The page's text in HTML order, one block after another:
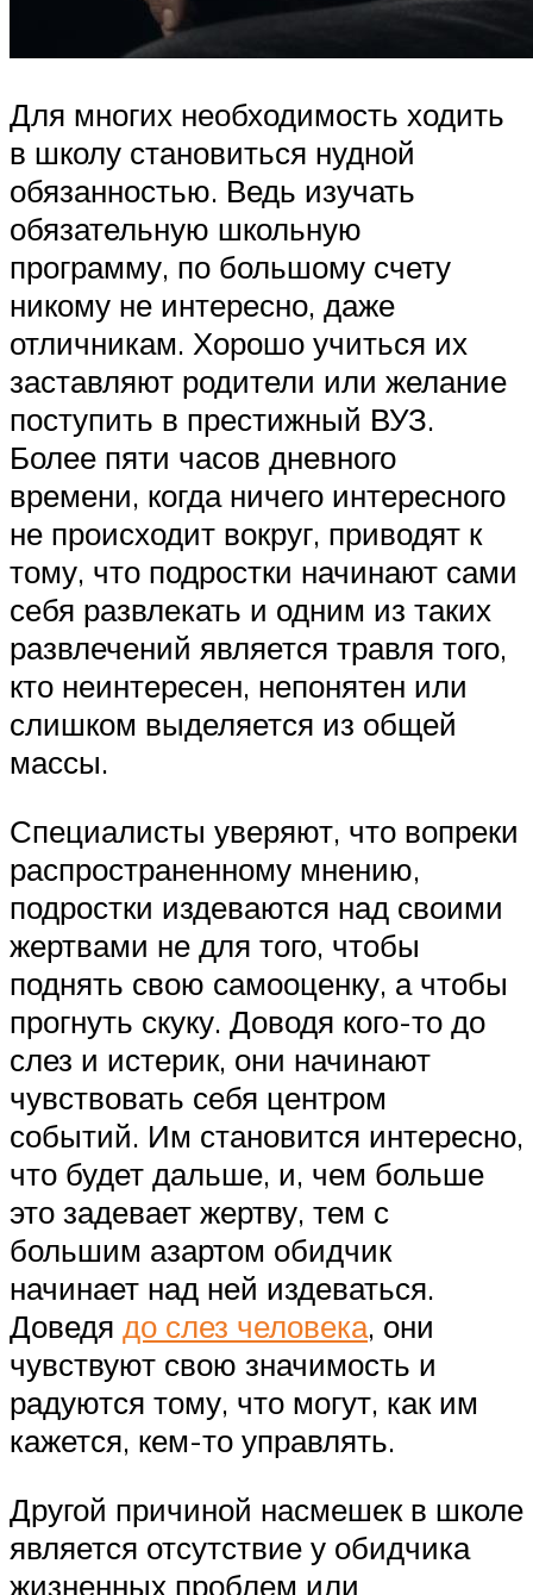
Для многих необходимость ходить
в школу становиться нудной
обязанностью. Ведь изучать
обязательную школьную
программу, по большому счету
никому не интересно, даже
отличникам. Хорошо учиться их
заставляют родители или желание
поступить в престижный ВУЗ.
Более пяти часов дневного
времени, когда ничего интересного
не происходит вокруг, приводят к
тому, что подростки начинают сами
себя развлекать и одним из таких
развлечений является травля того,
кто неинтересен, непонятен или
слишком выделяется из общей
массы.
Специалисты уверяют, что вопреки
распространенному мнению,
подростки издеваются над своими
жертвами не для того, чтобы
поднять свою самооценку, а чтобы
прогнуть скуку. Доводя кого-то до
слез и истерик, они начинают
чувствовать себя центром
событий. Им становится интересно,
что будет дальше, и, чем больше
это задевает жертву, тем с
большим азартом обидчик
начинает над ней издеваться.
Доведя до слез человека, они
чувствуют свою значимость и
радуются тому, что могут, как им
кажется, кем-то управлять.
Другой причиной насмешек в школе
является отсутствие у обидчика
жизненных проблем или